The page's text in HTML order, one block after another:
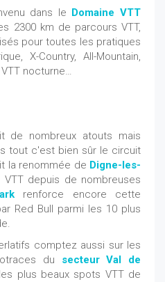
dans le Domaine VTT
2300 km de parcours VTT,
pour toutes les pratiques
X-Country, All-Mountain,
nocturne…
de nombreux atouts mais
tout c'est bien sûr le circuit
la renommée de Digne-les-
depuis de nombreuses
renforce encore cette
Red Bull parmi les 10 plus
comptez aussi sur les
du secteur Val de
plus beaux spots VTT de